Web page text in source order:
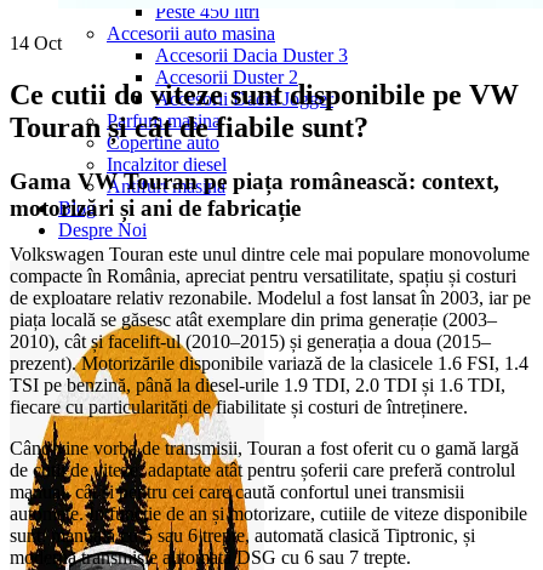
Peste 450 litri
Accesorii auto masina
Accesorii Dacia Duster 3
Accesorii Duster 2
Accesorii Dacia Jogger
Parfum masina
Copertine auto
Incalzitor diesel
Antifurt masina
Blog
Despre Noi
14 Oct
Ce cutii de viteze sunt disponibile pe VW
Touran și cât de fiabile sunt?
Gama VW Touran pe piața românească: context,
motorizări și ani de fabricație
Volkswagen Touran este unul dintre cele mai populare monovolume
compacte în România, apreciat pentru versatilitate, spațiu și costuri
de exploatare relativ rezonabile. Modelul a fost lansat în 2003, iar pe
piața locală se găsesc atât exemplare din prima generație (2003–
2010), cât și facelift-ul (2010–2015) și generația a doua (2015–
prezent). Motorizările disponibile variază de la clasicele 1.6 FSI, 1.4
TSI pe benzină, până la diesel-urile 1.9 TDI, 2.0 TDI și 1.6 TDI,
fiecare cu particularități de fiabilitate și costuri de întreținere.
Când vine vorba de transmisii, Touran a fost oferit cu o gamă largă
de cutii de viteze, adaptate atât pentru șoferii care preferă controlul
manual, cât și pentru cei care caută confortul unei transmisii
automate. În funcție de an și motorizare, cutiile de viteze disponibile
sunt: manuală cu 5 sau 6 trepte, automată clasică Tiptronic, și
moderna transmisie automată DSG cu 6 sau 7 trepte.